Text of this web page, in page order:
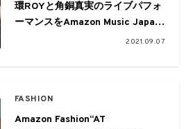
環ROYと角銅真実のライブパフォ
ーマンスをAmazon Music Japan
2021.09.07
FASHION
Amazon Fashion“AT